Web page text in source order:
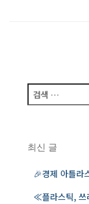
다
음
:
최신 글
🎉경제 아틀라
≪플라스틱, 쓰